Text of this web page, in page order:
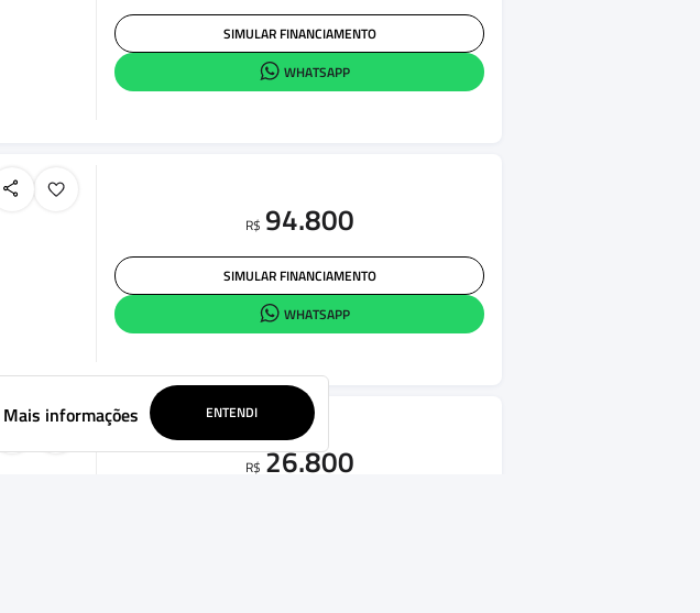
SIMULAR FINANCIAMENTO
WHATSAPP
R$ 94.800
SIMULAR FINANCIAMENTO
WHATSAPP
R$ 26.800
Mais informações ENTENDI